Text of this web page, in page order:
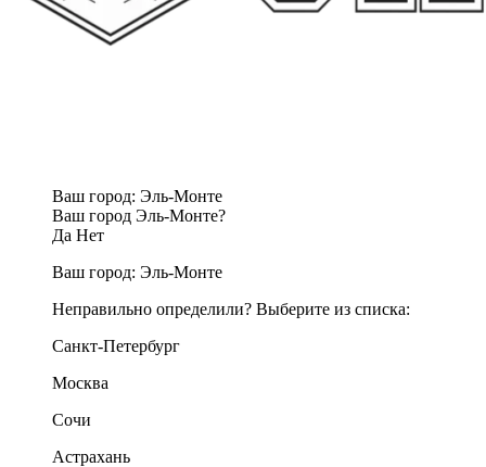
Ваш город: Эль-Монте
Ваш город Эль-Монте?
Да Нет
Ваш город: Эль-Монте
Неправильно определили? Выберите из списка:
Санкт-Петербург
Москва
Сочи
Астрахань